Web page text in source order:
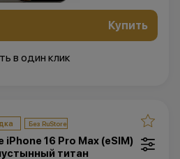
Купить
в один клик
16 Pro Max (eSIM)
титан